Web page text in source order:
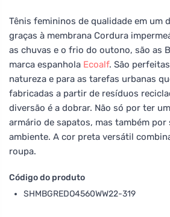
Tênis femininos de qualidade em um
graças à membrana Cordura
as chuvas e o frio do outono, são as
marca espanhola Ecoalf. São
natureza e para as tarefas urbanas
fabricadas a partir de resíduos
diversão é a dobrar. Não só por ter
armário de sapatos, mas também por
ambiente. A cor preta versátil
roupa.
Código do produto
SHMBGREDO4560WW22-319